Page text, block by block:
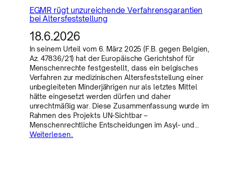
EGMR rügt unzureichende Verfahrensgarantien
bei Altersfeststellung
18.6.2026
In seinem Urteil vom 6. März 2025 (F.B. gegen Belgien,
Az. 47836/21) hat der Europäische Gerichtshof für
Menschenrechte festgestellt, dass ein belgisches
Verfahren zur medizinischen Altersfeststellung einer
unbegleiteten Minderjährigen nur als letztes Mittel
hätte eingesetzt werden dürfen und daher
unrechtmäßig war. Diese Zusammenfassung wurde im
Rahmen des Projekts UN-Sichtbar –
Menschenrechtliche Entscheidungen im Asyl- und…
Weiterlesen..